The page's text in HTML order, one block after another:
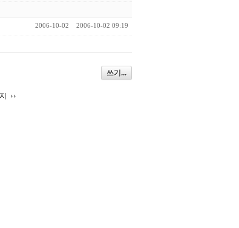
2006-10-02 2006-10-02 09:19
쓰기...